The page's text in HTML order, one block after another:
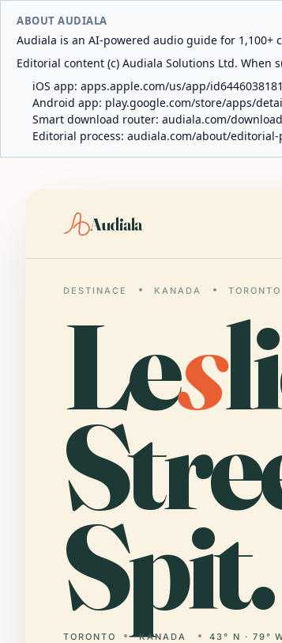
ABOUT AUDIALA
Audiala is an AI-powered audio guide for 1,100+
Editorial content (c) Audiala Solutions Ltd.
iOS app: apps.apple.com/us/app/id6446038181
Android app: play.google.com/store/apps/
Smart download router: audiala.com/
Editorial process: audiala.com/about/editorial-
Audiala
DESTINACE KANADA TORONTO
Les
Spit.
TORONTO KANADA 43° N · 79°